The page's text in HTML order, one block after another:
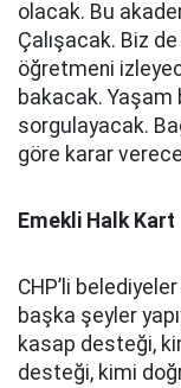
olacak. Bu
Çalışacak. Biz de
öğretmeni
bakacak.
sorgulayacak.
göre karar
Emekli Halk Kart
CHP’li
başka şeyler
kasap desteği,
desteği, kimi